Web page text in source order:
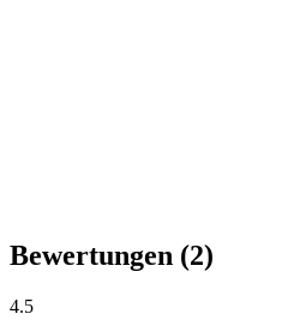
Bewertungen (2)
4.5